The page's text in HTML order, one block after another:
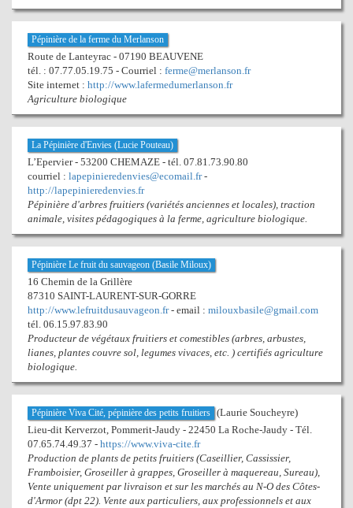
Pépinière de la ferme du Merlanson
Route de Lanteyrac - 07190 BEAUVENE
tél. : 07.77.05.19.75 - Courriel : ferme@merlanson.fr
Site internet : http://www.lafermedumerlanson.fr
Agriculture biologique
La Pépinière d'Envies (Lucie Pouteau)
L’Epervier - 53200 CHEMAZE - tél. 07.81.73.90.80
courriel : lapepinieredenvies@ecomail.fr-
http://lapepinieredenvies.fr
Pépinière d'arbres fruitiers (variétés anciennes et locales), traction
animale, visites pédagogiques à la ferme, agriculture biologique.
Pépinière Le fruit du sauvageon (Basile Miloux)
16 Chemin de la Grillère
87310 SAINT-LAURENT-SUR-GORRE
http://www.lefruitdusauvageon.fr- email : milouxbasile@gmail.com
tél. 06.15.97.83.90
Producteur de végétaux fruitiers et comestibles (arbres, arbustes,
lianes, plantes couvre sol, legumes vivaces, etc. ) certifiés agriculture
biologique.
Pépinière Viva Cité, pépinière des petits fruitiers (Laurie Soucheyre)
Lieu-dit Kerverzot, Pommerit-Jaudy - 22450 La Roche-Jaudy - Tél.
07.65.74.49.37 - https://www.viva-cite.fr
Production de plants de petits fruitiers (Caseillier, Cassissier,
Framboisier, Groseiller à grappes, Groseiller à maquereau, Sureau),
Vente uniquement par livraison et sur les marchés au N-O des Côtes-
d'Armor (dpt 22). Vente aux particuliers, aux professionnels et aux